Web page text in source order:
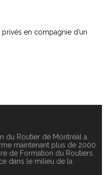
en compagnie d’un
du Routier de Montréal a
maintenant plus de 2000
de Formation du Routiers
dans le milieu de la